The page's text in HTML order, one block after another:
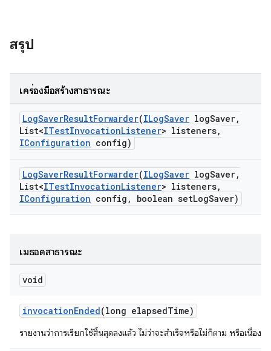
สรุป
เครื่องมือสร้างสาธารณะ
LogSaverResultForwarder(ILogSaver logSaver,
List<ITestInvocationListener> listeners,
IConfiguration config)
LogSaverResultForwarder(ILogSaver logSaver,
List<ITestInvocationListener> listeners,
IConfiguration config , boolean setLogSaver)
เมธอดสาธารณะ
void
invocationEnded(long elapsedTime)
รายงานว่าการเรียกใช้สิ้นสุดลงแล้ว ไม่ว่าจะสำเร็จหรือไม่ก็ตาม หรือเนื่อง